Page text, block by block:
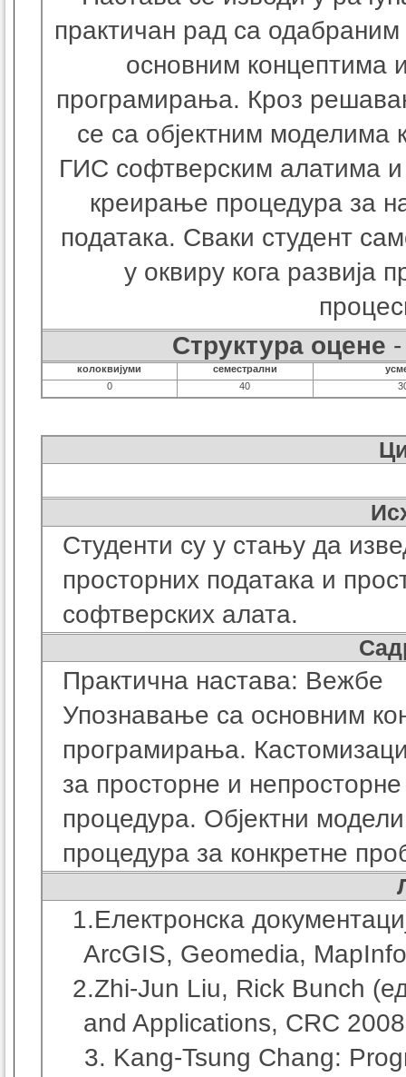
практичан рад са
основним концептима
програмирања. Кроз
се са објектним моделима
ГИС софтверским алатима
креирање процедура за
података. Сваки студент
у оквиру кога развија
Структура оцене
колоквијуми семестрални
0
40
Студенти су у стању да
просторних података и
софтверских алата.
Практична настава: Вежбе
Упознавање са основним
програмирања.
за просторне и
процедура. Објектни
процедура за конкретне
1.Електронска
ArcGIS, Geomedia,
2.Zhi-Jun Liu, Rick Bunch
and Applications, CRC 2008
3. Kang-Tsung Chang: